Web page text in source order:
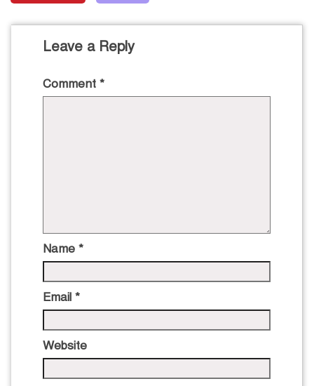
Leave a Reply
Comment *
Name *
Email *
Website